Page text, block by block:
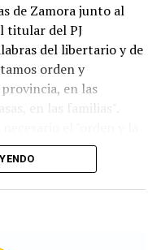
de Zamora junto al
titular del PJ
del libertario y de
orden y
en las
en las familias".
no es lo que